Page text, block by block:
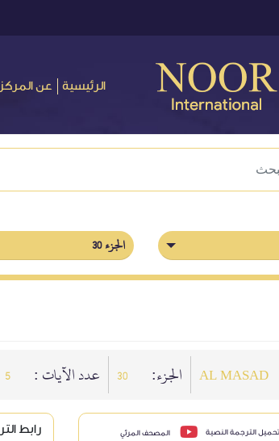
الرئيسية عن المركز
الجزء 30
AL MASAD الجزء: 30 عدد الآيات : 5
تحميل الترجمة النصية المصحف المرئي رابط